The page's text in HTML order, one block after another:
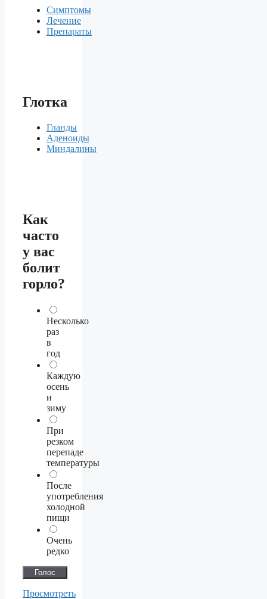
Симптомы
Лечение
Препараты
Глотка
Гланды
Аденоиды
Миндалины
Как
часто
у вас
болит
горло?
Несколько
раз
в
год
Каждую
осень
и
зиму
При
резком
перепаде
температуры
После
употребления
холодной
пищи
Очень
редко
Просмотреть